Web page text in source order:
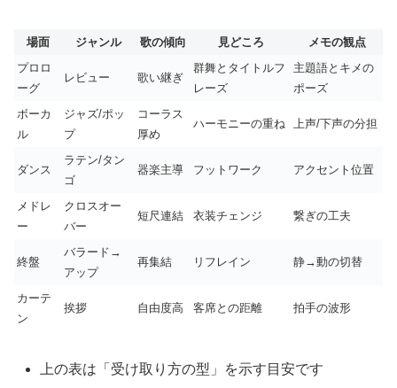
場面 ジャンル 歌の傾向 見どころ
メモの観点
プロロ
ーグ
レビュー 歌い継ぎ
群舞とタイトルフ
レーズ
主題語とキメの
ポーズ
ボーカ
ル
ジャズ/ポッ
プ
コーラス
厚め
ハーモニーの重ね 上声/下声の分担
ダンス
ラテン/タン
ゴ
器楽主導 フットワーク アクセント位置
メドレ
ー
クロスオー
バー
短尺連結 衣装チェンジ 繋ぎの工夫
終盤
バラード→
アップ
再集結 リフレイン 静→動の切替
カーテ
ン
挨拶 自由度高 客席との距離 拍手の波形
上の表は「受け取り方の型」を示す目安です